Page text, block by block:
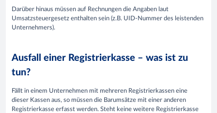
Darüber hinaus müssen auf Rechnungen die Angaben laut
Umsatzsteuergesetz enthalten sein (z.B. UID-Nummer des leistenden
Unternehmers).
Ausfall einer Registrierkasse – was ist zu
tun?
Fällt in einem Unternehmen mit mehreren Registrierkassen eine
dieser Kassen aus, so müssen die Barumsätze mit einer anderen
Registrierkasse erfasst werden. Steht keine weitere Registrierkasse